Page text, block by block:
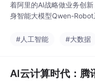
着阿里的AI战略做业务创
身智能大模型Qwen-Robot
没有停过，比如今年6月
#人工智能 #大数据
AI云计算时代：腾